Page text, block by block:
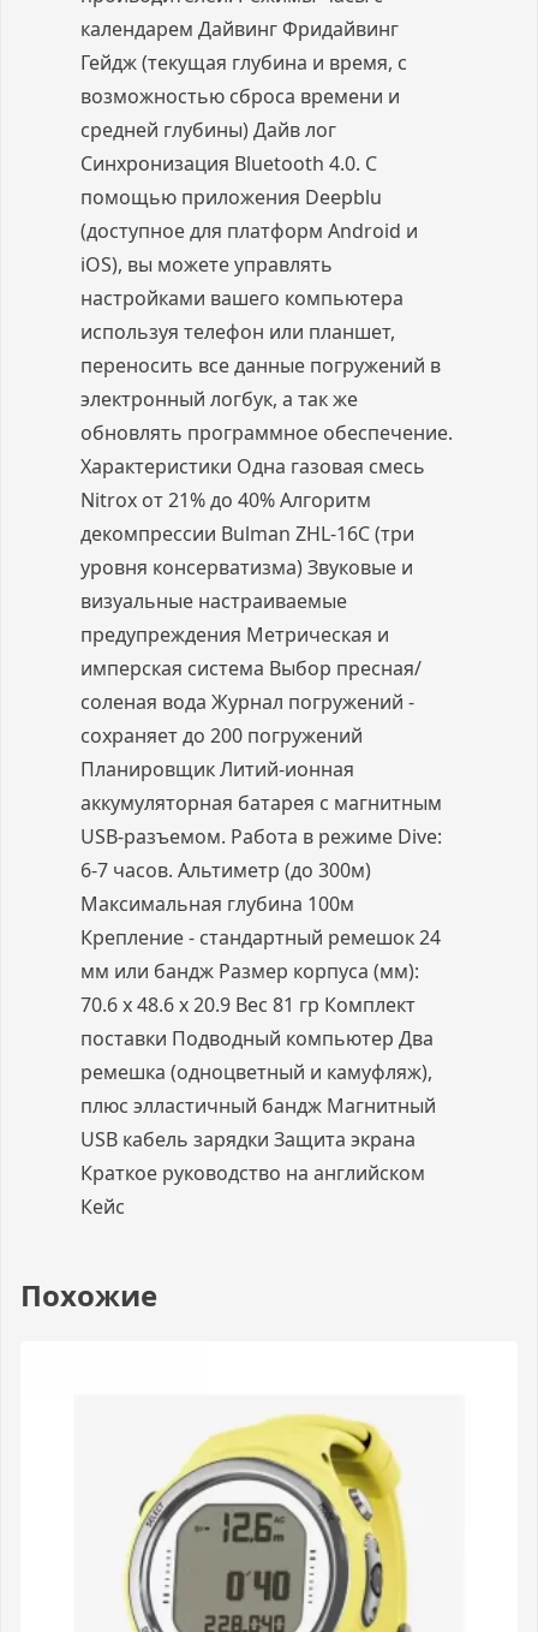
календарем Дайвинг Фридайвинг
Гейдж (текущая глубина и время, с
возможностью сброса времени и
средней глубины) Дайв лог
Синхронизация Bluetooth 4.0. С
помощью приложения Deepblu
(доступное для платформ Android и
iOS), вы можете управлять
настройками вашего компьютера
используя телефон или планшет,
переносить все данные погружений в
электронный логбук, а так же
обновлять программное обеспечение.
Характеристики Одна газовая смесь
Nitrox от 21% до 40% Алгоритм
декомпрессии Bulman ZHL-16C (три
уровня консерватизма) Звуковые и
визуальные настраиваемые
предупреждения Метрическая и
имперская система Выбор пресная/
соленая вода Журнал погружений -
сохраняет до 200 погружений
Планировщик Литий-ионная
аккумуляторная батарея с магнитным
USB-разъемом. Работа в режиме Dive:
6-7 часов. Альтиметр (до 300м)
Максимальная глубина 100м
Крепление - стандартный ремешок 24
мм или бандж Размер корпуса (мм):
70.6 x 48.6 x 20.9 Вес 81 гр Комплект
поставки Подводный компьютер Два
ремешка (одноцветный и камуфляж),
плюс элластичный бандж Магнитный
USB кабель зарядки Защита экрана
Краткое руководство на английском
Кейс
Похожие